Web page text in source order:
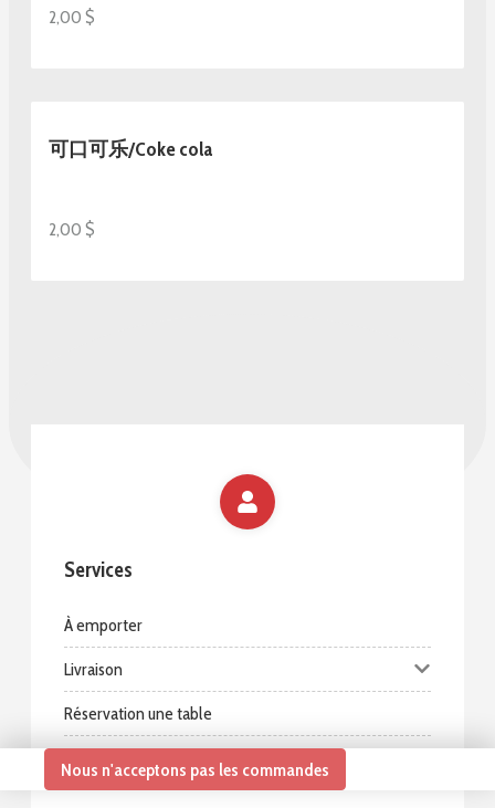
Nous n'acceptons pas les commandes
2,00 $
可口可乐/Coke cola
2,00 $
Services
À emporter
Livraison
Réservation une table